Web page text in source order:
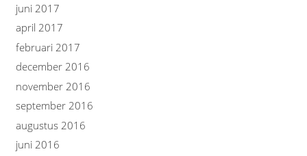
juni 2017
april 2017
februari 2017
december 2016
november 2016
september 2016
augustus 2016
juni 2016